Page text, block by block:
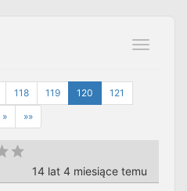
Toggle
118 119 120
121
» »»
14 lat 4 miesiące temu